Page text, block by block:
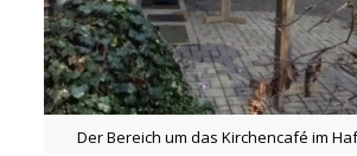
Der Bereich um das Kirchencafé im